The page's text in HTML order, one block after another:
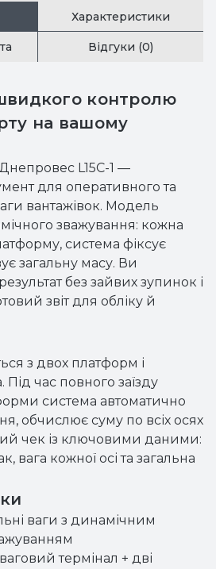
Характеристики
Відгуки (0)
контролю
на вашому
L15C-1 —
для оперативного та
вантажівок. Модель
зважування: кожна
система фіксує
загальну масу. Ви
без зайвих зупинок і
звіт для обліку й
з двох платформ і
Під час повного заїзду
система автоматично
обчислює суму по всіх осях
чек із ключовими даними:
вага кожної осі та загальна
ваги з динамічним
термінал + дві